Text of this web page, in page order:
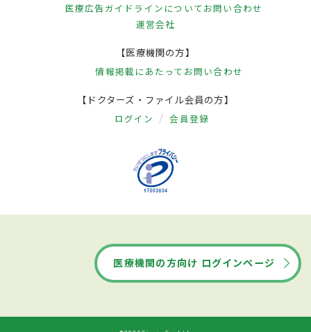
医療広告ガイドラインについてお問い合わせ
運営会社
【医療機関の方】
情報掲載にあたって お問い合わせ
【ドクターズ・ファイル会員の方】
ログイン 会員登録
医療機関の方向け ログインページ